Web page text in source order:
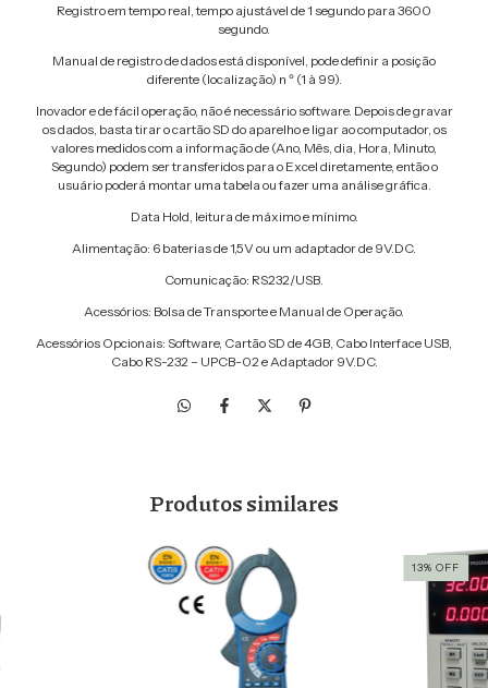
Registro em tempo real, tempo ajustável de 1 segundo para 3600
segundo.
Manual de registro de dados está disponível, pode definir a posição
diferente (localização) n º (1 à 99).
Inovador e de fácil operação, não é necessário software. Depois de gravar
os dados, basta tirar o cartão SD do aparelho e ligar ao computador, os
valores medidos com a informação de (Ano, Mês, dia, Hora, Minuto,
Segundo) podem ser transferidos para o Excel diretamente, então o
usuário poderá montar uma tabela ou fazer uma análise gráfica.
Data Hold, leitura de máximo e mínimo.
Alimentação: 6 baterias de 1,5V ou um adaptador de 9V.DC.
Comunicação: RS232/USB.
Acessórios: Bolsa de Transporte e Manual de Operação.
Acessórios Opcionais: Software, Cartão SD de 4GB, Cabo Interface USB,
Cabo RS-232 – UPCB-02 e Adaptador 9V.DC.
Produtos similares
13%OFF